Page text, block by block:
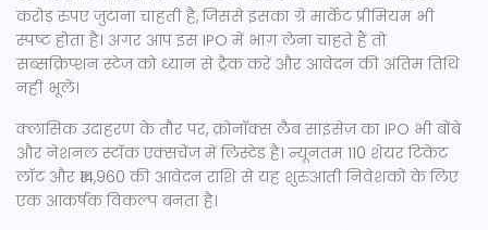
करोड़ रुपए जुटाना चाहती है, जिससे इसका ग्रे मार्केट प्रीमियम भी
स्पष्ट होता है। अगर आप इस IPO में भाग लेना चाहते हैं तो
सब्सक्रिप्शन स्टेज को ध्यान से ट्रैक करें और आवेदन की अंतिम तिथि
नहीं भूलें।
क्लासिक उदाहरण के तौर पर, क्रोनॉक्स लैब साइंसेज़ का IPO भी बोंबे
और नेशनल स्टॉक एक्सचेंज में लिस्टेड है। न्यूनतम 110 शेयर टिकेट
लॉट और ₹14,960 की आवेदन राशि से यह शुरुआती निवेशकों के लिए
एक आकर्षक विकल्प बनता है।